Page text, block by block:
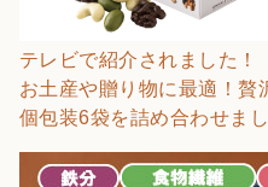
テレビで紹介されました！
お土産や贈り物に最適！贅
個包装6袋を詰め合わせまし